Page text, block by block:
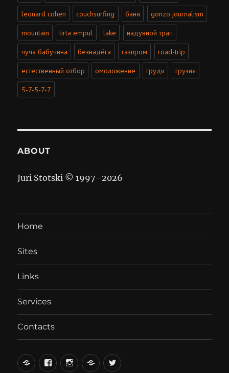
leonard cohen couchsurfing баня gonzo journalism
mountain tirta empul lake надувной трап
чуча бабучина безнадёга газпром road-trip
естественный отбор омоложение груди грузия
5-7-5-7-7
ABOUT
Juri Stotski © 1997–2026
Home
Sites
Links
Services
Contacts
вКонтакте
FacebookInstagramLiveJournal
Twitter